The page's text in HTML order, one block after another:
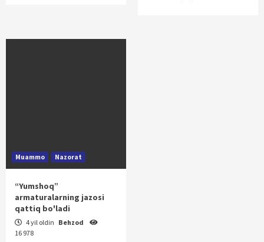
Muammo Nazorat
“Yumshoq”
armaturalarning jazosi
qattiq bo'ladi
4 yil oldin Behzod
16 978